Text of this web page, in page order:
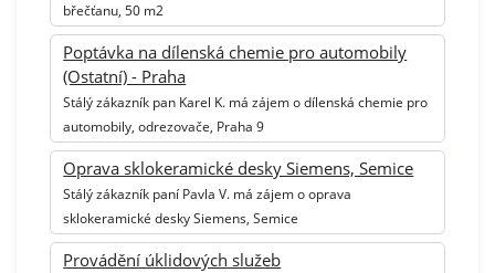
břečťanu, 50 m2
Poptávka na dílenská chemie pro automobily
(Ostatní) - Praha
Stálý zákazník pan Karel K. má zájem o dílenská chemie pro
automobily, odrezovače, Praha 9
Oprava sklokeramické desky Siemens, Semice
Stálý zákazník paní Pavla V. má zájem o oprava
sklokeramické desky Siemens, Semice
Provádění úklidových služeb